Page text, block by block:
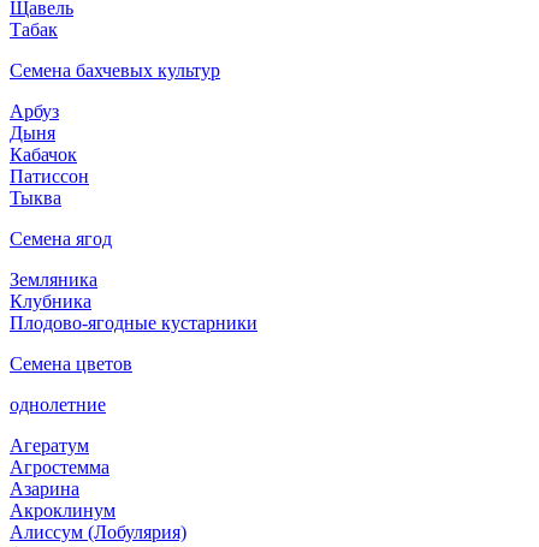
Щавель
Табак
Семена бахчевых культур
Арбуз
Дыня
Кабачок
Патиссон
Тыква
Семена ягод
Земляника
Клубника
Плодово-ягодные кустарники
Семена цветов
однолетние
Агератум
Агростемма
Азарина
Акроклинум
Алиссум (Лобулярия)